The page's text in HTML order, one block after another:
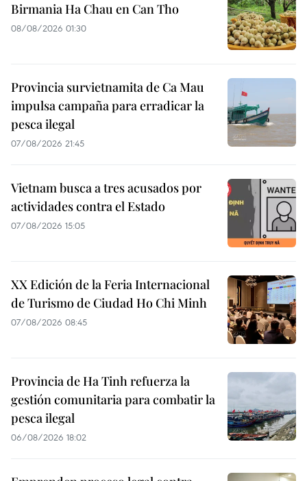
Birmania Ha Chau en Can Tho
08/08/2026 01:30
Provincia survietnamita de Ca Mau
impulsa campaña para erradicar la
pesca ilegal
07/08/2026 21:45
Vietnam busca a tres acusados por
actividades contra el Estado
07/08/2026 15:05
XX Edición de la Feria Internacional
de Turismo de Ciudad Ho Chi Minh
07/08/2026 08:45
Provincia de Ha Tinh refuerza la
gestión comunitaria para combatir la
pesca ilegal
06/08/2026 18:02